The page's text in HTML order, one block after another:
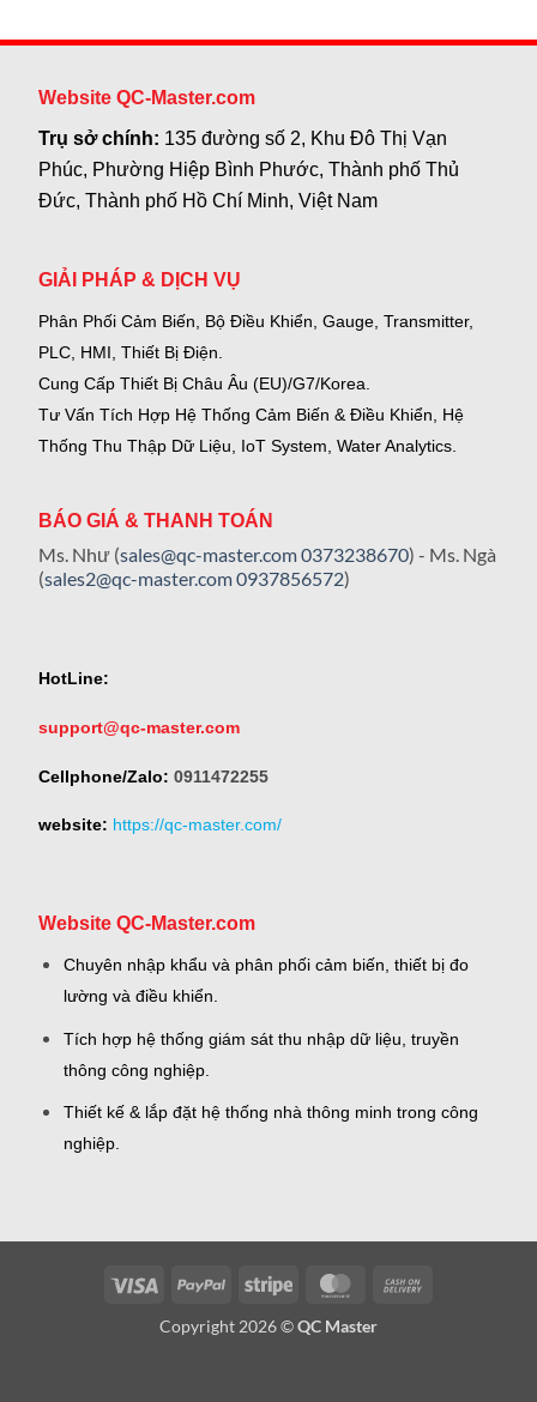
Website QC-Master.com
Trụ sở chính: 135 đường số 2, Khu Đô Thị Vạn
Phúc, Phường Hiệp Bình Phước, Thành phố Thủ
Đức, Thành phố Hồ Chí Minh, Việt Nam
GIẢI PHÁP & DỊCH VỤ
Phân Phối Cảm Biến, Bộ Điều Khiển, Gauge, Transmitter,
PLC, HMI, Thiết Bị Điện.
Cung Cấp Thiết Bị Châu Âu (EU)/G7/Korea.
Tư Vấn Tích Hợp Hệ Thống Cảm Biến & Điều Khiển, Hệ
Thống Thu Thập Dữ Liệu, IoT System, Water Analytics.
BÁO GIÁ & THANH TOÁN
Ms. Như (sales@qc-master.com0373238670) - Ms. Ngà
(sales2@qc-master.com0937856572)
HotLine:
support@qc-master.com
Cellphone/Zalo: 0911472255
website: https://qc-master.com/
Website QC-Master.com
Chuyên nhập khẩu và phân phối cảm biến, thiết bị đo
lường và điều khiển.
Tích hợp hệ thống giám sát thu nhập dữ liệu, truyền
thông công nghiệp.
Thiết kế & lắp đặt hệ thống nhà thông minh trong công
nghiệp.
Visa PayPal Stripe MasterCard
Copyright 2026 ©QC Master